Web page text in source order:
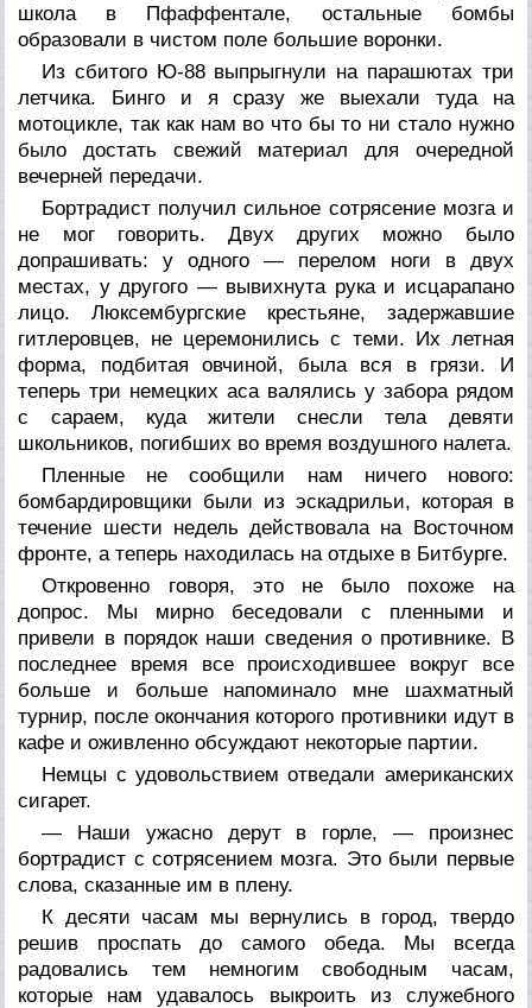
школа в Пфаффентале, остальные бомбы
образовали в чистом поле большие воронки.
Из сбитого Ю-88 выпрыгнули на парашютах три
летчика. Бинго и я сразу же выехали туда на
мотоцикле, так как нам во что бы то ни стало нужно
было достать свежий материал для очередной
вечерней передачи.
Бортрадист получил сильное сотрясение мозга и
не мог говорить. Двух других можно было
допрашивать: у одного — перелом ноги в двух
местах, у другого — вывихнута рука и исцарапано
лицо. Люксембургские крестьяне, задержавшие
гитлеровцев, не церемонились с теми. Их летная
форма, подбитая овчиной, была вся в грязи. И
теперь три немецких аса валялись у забора рядом
с сараем, куда жители снесли тела девяти
школьников, погибших во время воздушного налета.
Пленные не сообщили нам ничего нового:
бомбардировщики были из эскадрильи, которая в
течение шести недель действовала на Восточном
фронте, а теперь находилась на отдыхе в Битбурге.
Откровенно говоря, это не было похоже на
допрос. Мы мирно беседовали с пленными и
привели в порядок наши сведения о противнике. В
последнее время все происходившее вокруг все
больше и больше напоминало мне шахматный
турнир, после окончания которого противники идут в
кафе и оживленно обсуждают некоторые партии.
Немцы с удовольствием отведали американских
сигарет.
— Наши ужасно дерут в горле, — произнес
бортрадист с сотрясением мозга. Это были первые
слова, сказанные им в плену.
К десяти часам мы вернулись в город, твердо
решив проспать до самого обеда. Мы всегда
радовались тем немногим свободным часам,
которые нам удавалось выкроить из служебного